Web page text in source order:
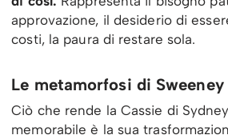
approvazione, il desiderio di
costi, la paura di restare sola.
Le metamorfosi di Sweeney
Ciò che rende la Cassie di
memorabile è la sua